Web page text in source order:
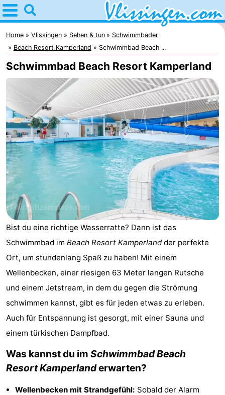
Home
Vlissingen
Tipps
Für
kindern
Übernachten
Appartements
-
Martina
Campingplätze
Ferienhäuser
-
Duinzicht
-
Galgewei
-
Noordzee
Resort
Vlissingen
Strandpark
Zeeland
-
Vebenabos
Westduin
Hotels
Zimmer
Home Vlissingen Sehen & tun
Schwimmbader
Beach Resort Kamperland
Schwimmbad Beach ...
Schwimmbad Beach Resort Kamperland
Bist du eine richtige Wasserratte? Dann ist das
Schwimmbad im Beach Resort Kamperlandder perfekte
Ort, um stundenlang Spaß zu haben! Mit einem
Wellenbecken, einer riesigen 63 Meter langen Rutsche
und einem Jetstream, in dem du gegen die Strömung
schwimmen kannst, gibt es für jeden etwas zu erleben.
Auch für Entspannung ist gesorgt, mit einer Sauna und
einem türkischen Dampfbad.
Was kannst du im Schwimmbad Beach
Resort Kamperlanderwarten?
Wellenbecken mit Strandgefühl: Sobald der Alarm